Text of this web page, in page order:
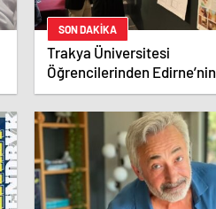
SON DAKİKA
Trakya Üniversitesi
Öğrencilerinden Edirne’nin
Geleneksel Konutlarına
Rölöve ve Restorasyon
Projesi